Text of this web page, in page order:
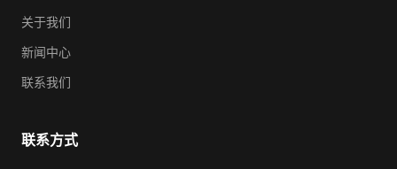
关于我们
新闻中心
联系我们
联系方式